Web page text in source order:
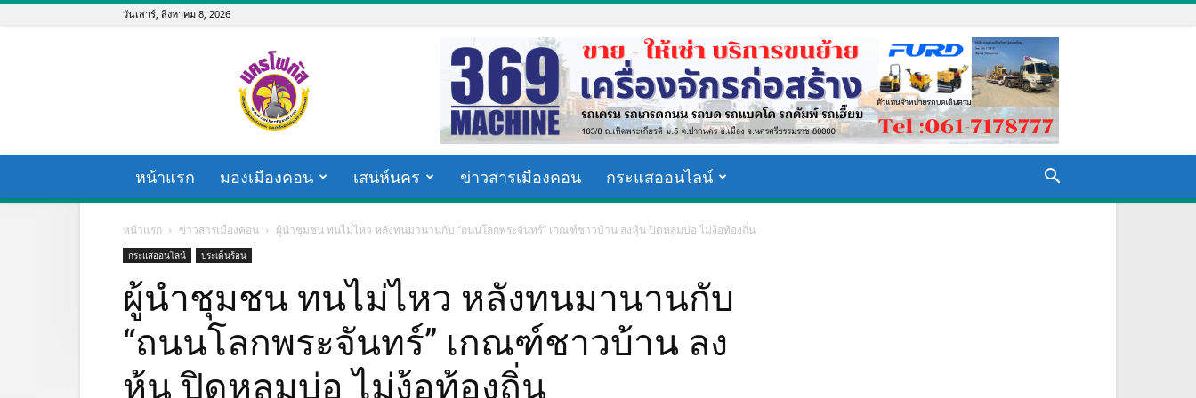
วันเสาร์, สิงหาคม 8, 2026
nakhonfocus.com
หน้าแรก มองเมืองคอน เสน่ห์นคร ข่าวสารเมืองคอน กระแสออนไลน์
หน้าแรก ข่าวสารเมืองคอน ผู้นำชุมชน ทนไม่ไหว หลังทนมานานกับ “ถนนโลกพระจันทร์” เกณฑ์ชาวบ้าน ลงหุ้น ปิดหลุมบ่อ ไม่ง้อท้องถิ่น
กระแสออนไลน์ ประเด็นร้อน
ผู้นำชุมชน ทนไม่ไหว หลังทนมานานกับ
“ถนนโลกพระจันทร์” เกณฑ์ชาวบ้าน ลง
หุ้น ปิดหลุมบ่อ ไม่ง้อท้องถิ่น